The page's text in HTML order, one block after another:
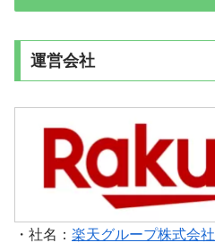
運営会社
・社名： 楽天グループ株式会社